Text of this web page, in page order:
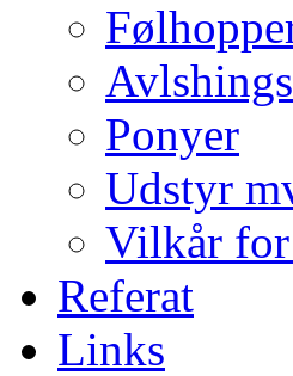
Ponyer
Udstyr
Vilkår for
Referat
Links